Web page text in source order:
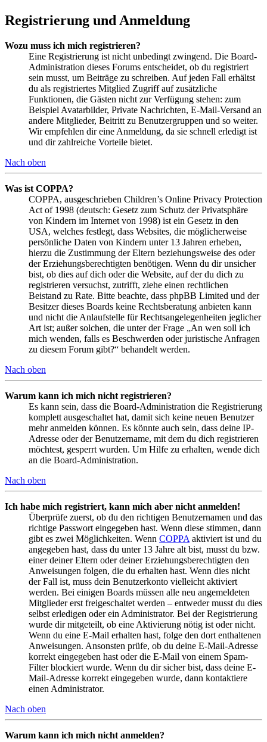
Registrierung und Anmeldung
Wozu muss ich mich registrieren?
Eine Registrierung ist nicht unbedingt zwingend. Die Board-
Administration dieses Forums entscheidet, ob du registriert
sein musst, um Beiträge zu schreiben. Auf jeden Fall erhältst
du als registriertes Mitglied Zugriff auf zusätzliche
Funktionen, die Gästen nicht zur Verfügung stehen: zum
Beispiel Avatarbilder, Private Nachrichten, E-Mail-Versand an
andere Mitglieder, Beitritt zu Benutzergruppen und so weiter.
Wir empfehlen dir eine Anmeldung, da sie schnell erledigt ist
und dir zahlreiche Vorteile bietet.
Nach oben
Was ist COPPA?
COPPA, ausgeschrieben Children’s Online Privacy Protection
Act of 1998 (deutsch: Gesetz zum Schutz der Privatsphäre
von Kindern im Internet von 1998) ist ein Gesetz in den
USA, welches festlegt, dass Websites, die möglicherweise
persönliche Daten von Kindern unter 13 Jahren erheben,
hierzu die Zustimmung der Eltern beziehungsweise des oder
der Erziehungsberechtigten benötigen. Wenn du dir unsicher
bist, ob dies auf dich oder die Website, auf der du dich zu
registrieren versuchst, zutrifft, ziehe einen rechtlichen
Beistand zu Rate. Bitte beachte, dass phpBB Limited und der
Besitzer dieses Boards keine Rechtsberatung anbieten kann
und nicht die Anlaufstelle für Rechtsangelegenheiten jeglicher
Art ist; außer solchen, die unter der Frage „An wen soll ich
mich wenden, falls es Beschwerden oder juristische Anfragen
zu diesem Forum gibt?“ behandelt werden.
Nach oben
Warum kann ich mich nicht registrieren?
Es kann sein, dass die Board-Administration die Registrierung
komplett ausgeschaltet hat, damit sich keine neuen Benutzer
mehr anmelden können. Es könnte auch sein, dass deine IP-
Adresse oder der Benutzername, mit dem du dich registrieren
möchtest, gesperrt wurden. Um Hilfe zu erhalten, wende dich
an die Board-Administration.
Nach oben
Ich habe mich registriert, kann mich aber nicht anmelden!
Überprüfe zuerst, ob du den richtigen Benutzernamen und das
richtige Passwort eingegeben hast. Wenn diese stimmen, dann
gibt es zwei Möglichkeiten. Wenn COPPA aktiviert ist und du
angegeben hast, dass du unter 13 Jahre alt bist, musst du bzw.
einer deiner Eltern oder deiner Erziehungsberechtigten den
Anweisungen folgen, die du erhalten hast. Wenn dies nicht
der Fall ist, muss dein Benutzerkonto vielleicht aktiviert
werden. Bei einigen Boards müssen alle neu angemeldeten
Mitglieder erst freigeschaltet werden – entweder musst du dies
selbst erledigen oder ein Administrator. Bei der Registrierung
wurde dir mitgeteilt, ob eine Aktivierung nötig ist oder nicht.
Wenn du eine E-Mail erhalten hast, folge den dort enthaltenen
Anweisungen. Ansonsten prüfe, ob du deine E-Mail-Adresse
korrekt eingegeben hast oder die E-Mail von einem Spam-
Filter blockiert wurde. Wenn du dir sicher bist, dass deine E-
Mail-Adresse korrekt eingegeben wurde, dann kontaktiere
einen Administrator.
Nach oben
Warum kann ich mich nicht anmelden?